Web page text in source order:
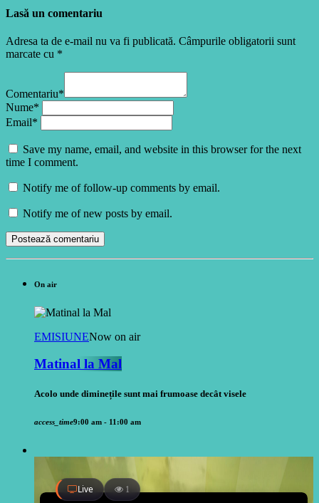
Lasă un comentariu
Adresa ta de e-mail nu va fi publicată. Câmpurile obligatorii sunt
marcate cu *
Comentariu*
Nume*
Email*
Save my name, email, and website in this browser for the next
time I comment.
Notify me of follow-up comments by email.
Notify me of new posts by email.
On air
EMISIUNENow on air
Matinal la Mal
Acolo unde diminețile sunt mai frumoase decât visele
access_time9:00 am - 11:00 am